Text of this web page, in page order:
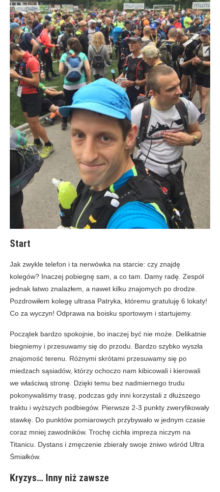
Start
Jak zwykle telefon i ta nerwówka na starcie: czy znajdę
kolegów? Inaczej pobiegnę sam, a co tam. Damy radę. Zespół
jednak łatwo znalazłem, a nawet kilku znajomych po drodze.
Pozdrowiłem kolegę ultrasa Patryka, któremu gratuluję 6 lokaty!
Co za wyczyn! Odprawa na boisku sportowym i startujemy.
Początek bardzo spokojnie, bo inaczej być nie może. Delikatnie
biegniemy i przesuwamy się do przodu. Bardzo szybko wyszła
znajomość terenu. Różnymi skrótami przesuwamy się po
miedzach sąsiadów, którzy ochoczo nam kibicowali i kierowali
we właściwą stronę. Dzięki temu bez nadmiernego trudu
pokonywaliśmy trasę, podczas gdy inni korzystali z dłuższego
traktu i wyższych podbiegów. Pierwsze 2-3 punkty zweryfikowały
stawkę. Do punktów pomiarowych przybywało w jednym czasie
coraz mniej zawodników. Trochę cichła impreza niczym na
Titanicu. Dystans i zmęczenie zbierały swoje żniwo wśród Ultra
Śmiałków.
Kryzys… Inny niż zawsze